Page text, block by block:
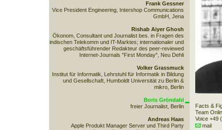
Facts &
Team
Voice +49
mail
Frank Gessner
Vice President Engineering, Intershop Communications
GmbH, Jena
Rishab Aiyer Ghosh
Ökonom, Consultant und Journalist bes. in Fragen des
indischen Telekomm und IT-Marktes; internationaler und
geschäftsführender Redakteur des peer-reviewed
Internet-Journals "First Monday", Neu Dehli
Volker Grassmuck
Institut für Informatik, Lehrstuhl für Informatik in Bildung
und Gesellschaft, Humboldt Universität zu Berlin &
mikro, Berlin
Boris Gröndahl
freier Journalist, Berlin
Andreas Haas
Apple Produkt Manager Server und Third Party